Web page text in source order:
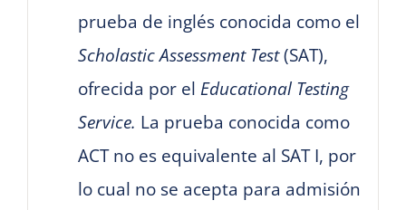
prueba de inglés conocida como el
Scholastic Assessment Test(SAT),
ofrecida por el Educational Testing
Service. La prueba conocida como
ACT no es equivalente al SAT I, por
lo cual no se acepta para admisión